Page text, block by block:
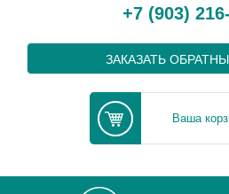
+7 (903)
ЗАКАЗАТЬ
Ваша